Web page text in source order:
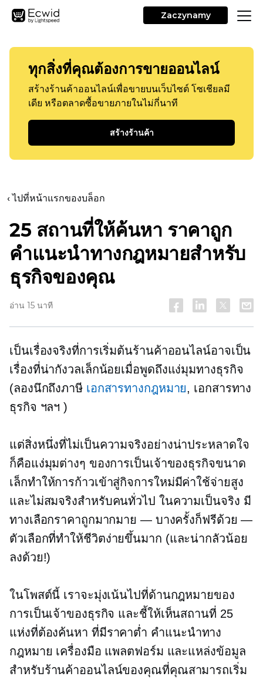
Zaczynamy
ทุกสิ่งที่คุณต้องการขายออนไลน์
สร้างร้านค้าออนไลน์เพื่อขายบนเว็บไซต์ โซเชียลมี
เดีย หรือตลาดซื้อขายภายในไม่กี่นาที
สร้างร้านค้า
‹ ไปที่หน้าแรกของบล็อก
25 สถานที่ให้ค้นหา ราคาถูก
คำแนะนำทางกฎหมายสำหรับ
ธุรกิจของคุณ
อ่าน 15 นาที
เป็นเรื่องจริงที่การเริ่มต้นร้านค้าออนไลน์อาจเป็น
เรื่องที่น่ากังวลเล็กน้อยเมื่อพูดถึงแง่มุมทางธุรกิจ
(ลองนึกถึงภาษี เอกสารทางกฎหมาย, เอกสารทาง
ธุรกิจ ฯลฯ )
แต่สิ่งหนึ่งที่ไม่เป็นความจริงอย่างน่าประหลาดใจ
ก็คือแง่มุมต่างๆ ของการเป็นเจ้าของธุรกิจขนาด
เล็กทำให้การก้าวเข้าสู่กิจการใหม่มีค่าใช้จ่ายสูง
และไม่สมจริงสำหรับคนทั่วไป ในความเป็นจริง มี
ทางเลือกราคาถูกมากมาย — บางครั้งก็ฟรีด้วย —
ตัวเลือกที่ทำให้ชีวิตง่ายขึ้นมาก (และน่ากลัวน้อย
ลงด้วย!)
ในโพสต์นี้ เราจะมุ่งเน้นไปที่ด้านกฎหมายของ
การเป็นเจ้าของธุรกิจ และชี้ให้เห็นสถานที่ 25
แห่งที่ต้องค้นหา ที่มีราคาต่ำ คำแนะนำทาง
กฎหมาย เครื่องมือ แพลตฟอร์ม และแหล่งข้อมูล
สำหรับร้านค้าออนไลน์ของคุณที่คุณสามารถเริ่ม